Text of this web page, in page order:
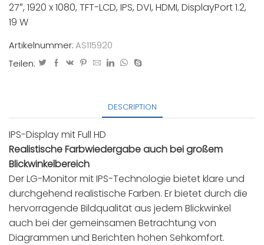
27″, 1920 x 1080, TFT-LCD, IPS, DVI, HDMI, DisplayPort 1.2,
19 W
Artikelnummer:AS115920
Teilen:
DESCRIPTION
IPS-Display mit Full HD
Realistische Farbwiedergabe auch bei großem
Blickwinkelbereich
Der LG-Monitor mit IPS-Technologie bietet klare und
durchgehend realistische Farben. Er bietet durch die
hervorragende Bildqualität aus jedem Blickwinkel
auch bei der gemeinsamen Betrachtung von
Diagrammen und Berichten hohen Sehkomfort.